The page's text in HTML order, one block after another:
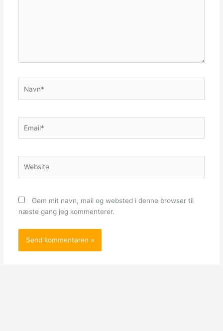
Gem mit navn, mail og websted i denne browser til
næste gang jeg kommenterer.